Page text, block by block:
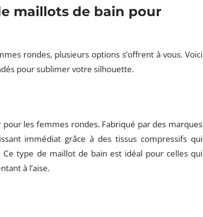
maillots de bain pour
rondes, plusieurs options s’offrent à vous. Voici
pour sublimer votre silhouette.
les femmes rondes. Fabriqué par des marques
immédiat grâce à des tissus compressifs qui
type de maillot de bain est idéal pour celles qui
à l’aise.